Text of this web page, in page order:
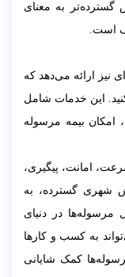
به معنای
است.
نیز ارائه می‌دهد که
کنید. این خدمات شامل
امکان بیمه مرسوله
امانت، پیگیری،
شهری گسترده، به
مرسوله‌ها در دنیای
به کسب و کارها
کمک شایانی